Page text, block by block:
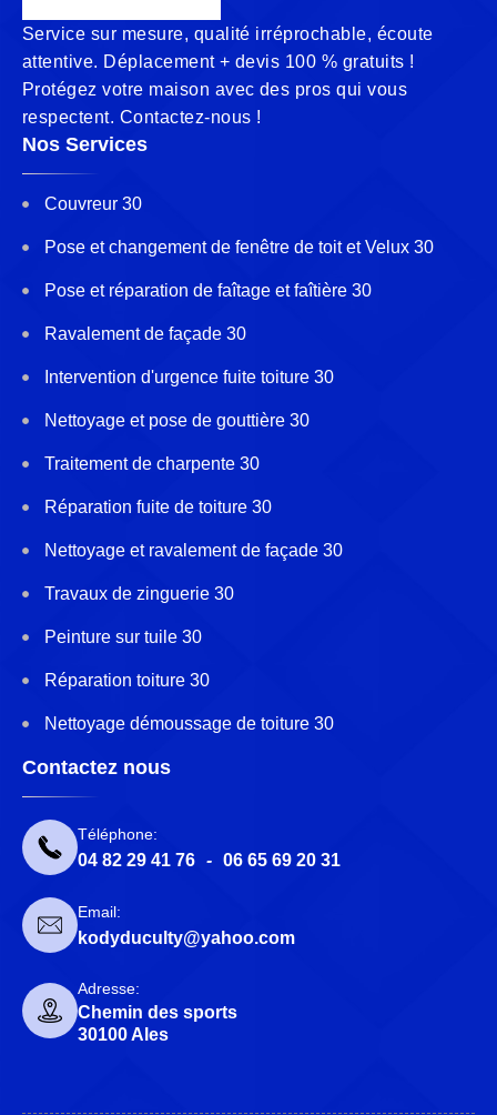
Service sur mesure, qualité irréprochable, écoute
attentive. Déplacement + devis 100 % gratuits !
Protégez votre maison avec des pros qui vous
respectent. Contactez-nous !
Nos Services
Couvreur 30
Pose et changement de fenêtre de toit et Velux 30
Pose et réparation de faîtage et faîtière 30
Ravalement de façade 30
Intervention d'urgence fuite toiture 30
Nettoyage et pose de gouttière 30
Traitement de charpente 30
Réparation fuite de toiture 30
Nettoyage et ravalement de façade 30
Travaux de zinguerie 30
Peinture sur tuile 30
Réparation toiture 30
Nettoyage démoussage de toiture 30
Contactez nous
Téléphone:
04 82 29 41 76 - 06 65 69 20 31
Email:
kodyduculty@yahoo.com
Adresse:
Chemin des sports
30100 Ales